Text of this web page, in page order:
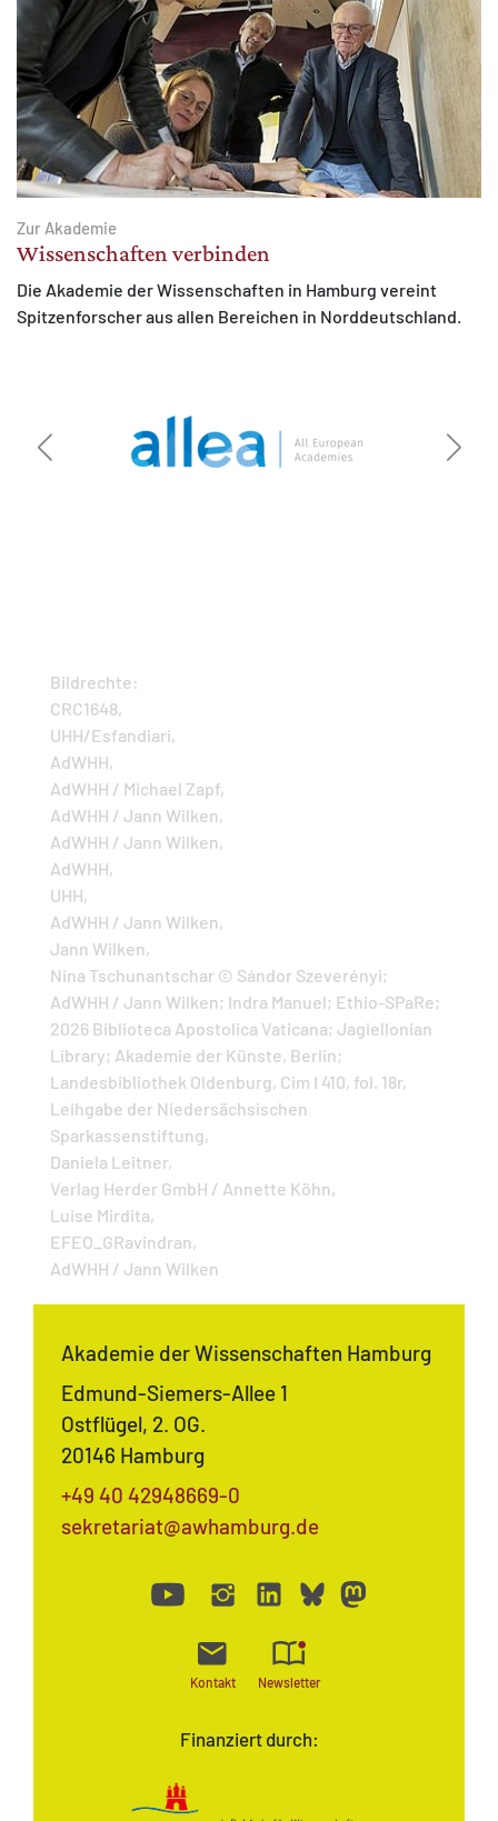
Zur Akademie
Wissenschaften verbinden
Die Akademie der Wissenschaften in Hamburg vereint
Spitzenforscher aus allen Bereichen in Norddeutschland.
Bildrechte:
CRC1648,
UHH/Esfandiari,
AdWHH,
AdWHH / Michael Zapf,
AdWHH / Jann Wilken,
AdWHH / Jann Wilken,
AdWHH,
UHH,
AdWHH / Jann Wilken,
Jann Wilken,
Nina Tschunantschar © Sándor Szeverényi;
AdWHH / Jann Wilken; Indra Manuel; Ethio-SPaRe;
2026 Biblioteca Apostolica Vaticana; Jagiellonian
Library; Akademie der Künste, Berlin;
Landesbibliothek Oldenburg, Cim I 410, fol. 18r,
Leihgabe der Niedersächsischen
Sparkassenstiftung,
Daniela Leitner,
Verlag Herder GmbH / Annette Köhn,
Luise Mirdita,
EFEO_GRavindran,
AdWHH / Jann Wilken
Finanziert durch:
Akademie der Wissenschaften Hamburg
Edmund-Siemers-Allee 1
Ostflügel, 2. OG.
20146 Hamburg
+49 40 42948669-0
sekretariat@awhamburg.de
Kontakt Newsletter